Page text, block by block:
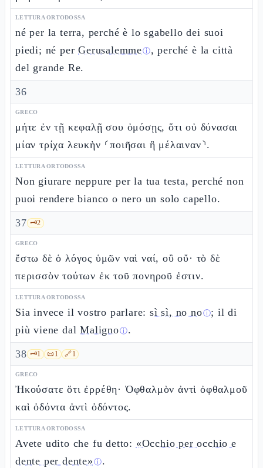
LETTURA ORTODOSSA
né per la terra, perché è lo sgabello dei suoi
piedi; né perGerusalemmeⓘ, perché è la città
del grande Re.
36
GRECO
μήτε ἐν τῇ κεφαλῇ σου ὀμόσῃς, ὅτι οὐ δύνασαι
μίαν τρίχα λευκὴν ⸂ποιῆσαι ἢ μέλαιναν⸃.
LETTURA ORTODOSSA
Non giurare neppure per la tua testa, perché non
puoi rendere bianco o nero un solo capello.
37 🗝️2
GRECO
ἔστω δὲ ὁ λόγος ὑμῶν ναὶ ναί, οὒ οὔ· τὸ δὲ
περισσὸν τούτων ἐκ τοῦ πονηροῦ ἐστιν.
LETTURA ORTODOSSA
Sia invece il vostro parlare:sì sì, no noⓘ; il di
più viene dalMalignoⓘ.
38 🗝️1 📜1 🔗1
GRECO
Ἠκούσατε ὅτι ἐρρέθη· Ὀφθαλμὸν ἀντὶ ὀφθαλμοῦ
καὶ ὀδόντα ἀντὶ ὀδόντος.
LETTURA ORTODOSSA
Avete udito che fu detto: «Occhio per occhio e
dente per dente» ⓘ.